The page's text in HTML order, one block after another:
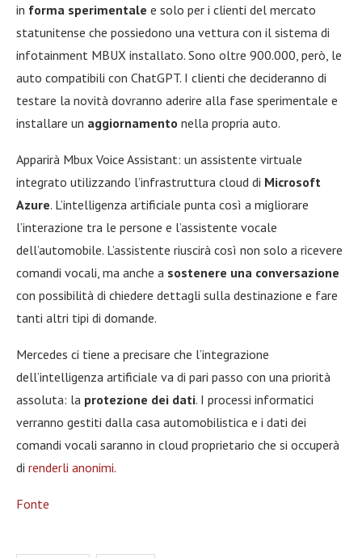
in forma sperimentale e solo per i clienti del mercato
statunitense che possiedono una vettura con il sistema di
infotainment MBUX installato. Sono oltre 900.000, però, le
auto compatibili con ChatGPT. I clienti che decideranno di
testare la novità dovranno aderire alla fase sperimentale e
installare un aggiornamento nella propria auto.
Apparirà Mbux Voice Assistant: un assistente virtuale
integrato utilizzando l’infrastruttura cloud di Microsoft
Azure. L’intelligenza artificiale punta così a migliorare
l’interazione tra le persone e l’assistente vocale
dell’automobile. L’assistente riuscirà così non solo a ricevere
comandi vocali, ma anche a sostenere una conversazione
con possibilità di chiedere dettagli sulla destinazione e fare
tanti altri tipi di domande.
Mercedes ci tiene a precisare che l’integrazione
dell’intelligenza artificiale va di pari passo con una priorità
assoluta: la protezione dei dati. I processi informatici
verranno gestiti dalla casa automobilistica e i dati dei
comandi vocali saranno in cloud proprietario che si occuperà
di renderli anonimi.
Fonte